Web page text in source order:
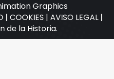
Graphics
| COOKIES | AVISO LEGAL |
de la Historia.